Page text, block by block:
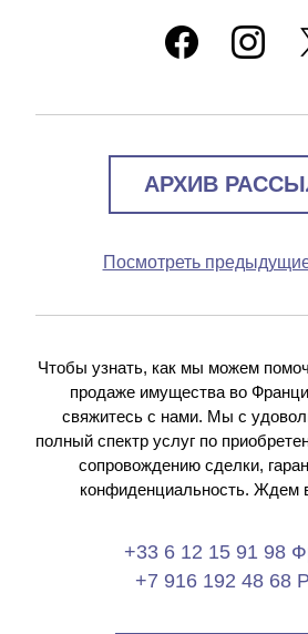
АРХИВ
Посмотреть
Чтобы узнать, как мы можем
продаже имущества во
свяжитесь с нами. Мы с
полный спектр услуг по
сопровождению сделки,
конфиденциальность. Ждем
+33 6 12 15 91 98
+7 916 192 48 68